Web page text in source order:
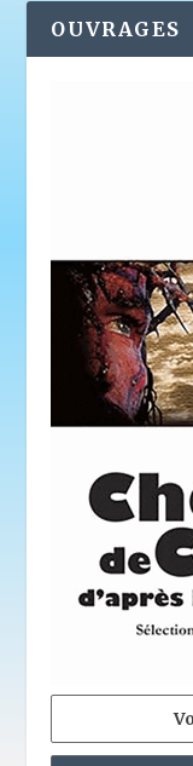
OUVRAGES